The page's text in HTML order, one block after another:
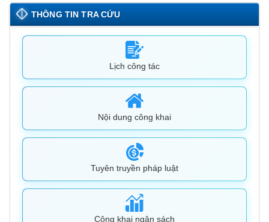
THÔNG TIN TRA CỨU
Lịch công tác
Nội dung công khai
Tuyên truyền pháp luật
Công khai ngân sách